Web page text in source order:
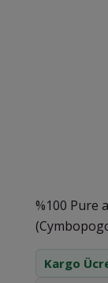
%100 Pure
Kargo